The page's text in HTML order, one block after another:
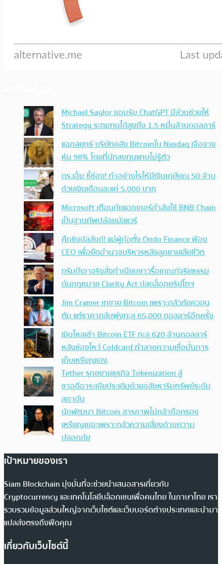
Michael Saylor ยอมรับ ChatGPT มีส่วนช่วยให้
Strategy ระดมทุนได้สูงถึง 1.5 หมื่นล้านดอลลาร์
แฉกลยุทธ์ บริษัทคลัง Bitcoinใน Nasdaq เจือจาง
หุ้น 98% โดยที่นักลงทุนแทบไม่รู้ตัว
ดร.เอ็ม ชี้ช่อง! ทำอย่างไรให้มีเงินเกษียณ 50 ล้าน
ด้วยเงินเดือนละแค่ 5,000 บาท
Microsoft เตือนภัยแฮกเกอร์กำลังใช้ BNB Chain
เป็นฐานทัพปล่อยมัลแวร์
ศึกชิงบัลลังก์! แม่ผู้ก่อตั้ง Ondo Finance ฟ้อง
CEO เพื่อยึดอำนาจบริหารหลังลูกชายเสียชีวิต
ทรัมป์เอาจริง สั่งทำเนียบขาวรื้อเกณฑ์จริยธรรม
ดันกฎหมาย Clarity Act ปลดล็อกคริปโทฯ
Jim Cramer เทขาย Bitcoin เพราะกลัวภัยควอน
ตัม แต่ราคากลับพุ่งทะลุ 65,000 ดอลลาร์อีกครั้ง
เงินไหลเข้า Bitcoin ETF ทะลุ 620 ล้านดอลลาร์
หลังช่องโหว่ Coldcard ทำลายความเชื่อมั่นการ
เก็บเหรียญเอง
Tether รุกขยายธุรกิจ Tokenization สู่
ซาอุดีอาระเบียประเดิมด้วยอสังหาริมทรัพย์ระดับ
สถาบัน
นักพัฒนา Bitcoin สารภาพไม่กล้าถือครอง
เหรียญเยอะเพราะกลัวความเสี่ยงด้านความ
ปลอดภัย
เป้าหมายของเรา
Siam Blockchain มุ่งมั่นที่จะช่วยนำเสนอสารเกี่ยวกับ
Cryptocurrency และเทคโนโลยีบล็อกเชนเพื่อคนไทย ในภาษาไทย เรา
รวบรวมข้อมูลส่วนใหญ่จากเว็บไซต์และเว็บบอร์ดต่างประเทศและนำมา
แปลส่งตรงถึงฟีดคุณ
เกี่ยวกับเว็บไซต์นี้